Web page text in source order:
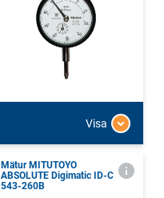
Visa
Mätur MITUTOYO
ABSOLUTE Digimatic ID-C
543-260B